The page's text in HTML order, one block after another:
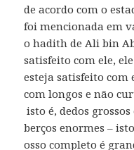
de acordo com o
foi mencionada em
o hadith de Ali bin
satisfeito com ele,
esteja satisfeito com
com longos e não
isto é, dedos grossos
berços enormes –
osso completo é